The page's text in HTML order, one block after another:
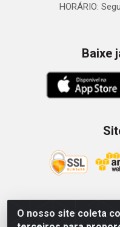
O nosso site coleta
HORÁRIO:
Baixe
Zein Importação e